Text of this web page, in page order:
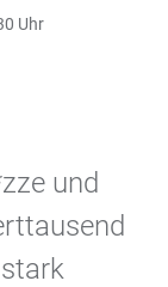
Uhr
und